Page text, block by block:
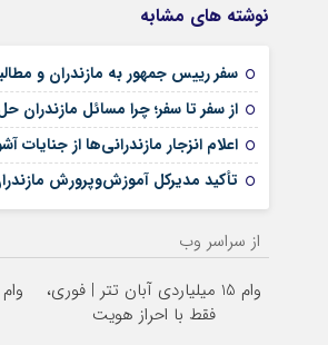
نوشته های مشابه
سفر رییس جمهور به مازندران و
از سفر تا سفر؛ چرا مسائل مازندران
اعلام انزجار مازندرانی‌ها از
تأکید مدیرکل آموزش‌وپرورش
از سراسر وب
وام 15 میلیاردی آبان تتر | فوری،
فقط با احراز هویت